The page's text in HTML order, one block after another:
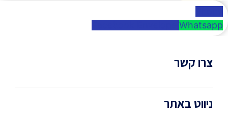
Whatsapp
צרו קשר
052-3990071
ניווט באתר